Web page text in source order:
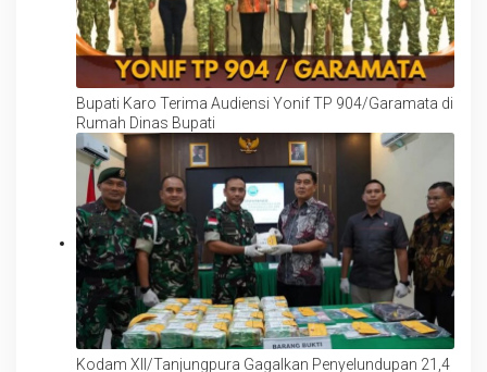
Bupati Karo Terima Audiensi Yonif TP 904/Garamata di
Rumah Dinas Bupati
Kodam XII/Tanjungpura Gagalkan Penyelundupan 21,4